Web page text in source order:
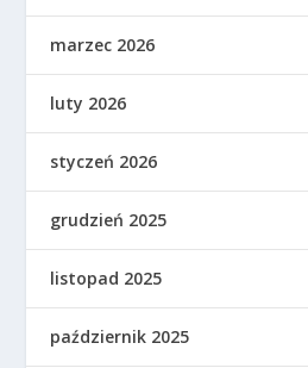
marzec 2026
luty 2026
styczeń 2026
grudzień 2025
listopad 2025
październik 2025